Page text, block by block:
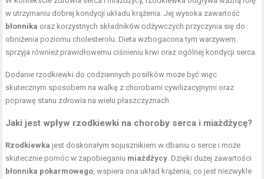
w utrzymaniu dobrej kondycji układu krążenia. Jej wysoka zawartość
błonnika oraz korzystnych składników odżywczych przyczynia się do
obniżenia poziomu cholesterolu. Dieta wzbogacona tym warzywem
sprzyja również prawidłowemu ciśnieniu krwi oraz ogólnej kondycji serca.
Dodanie rzodkiewki do codziennych posiłków może być więc
skutecznym sposobem na walkę z chorobami cywilizacyjnymi oraz
poprawę stanu zdrowia na wielu płaszczyznach.
Jaki jest wpływ rzodkiewki na choroby serca i miażdżycę?
Rzodkiewka jest doskonałym sojusznikiem w dbaniu o serce i może
skutecznie pomóc w zapobieganiu miażdżycy. Dzięki dużej zawartości
błonnika pokarmowego, wspiera ona układ krążenia, co jest niezwykle